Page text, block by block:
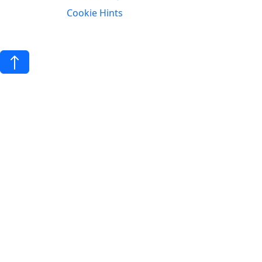
Cookie Hints